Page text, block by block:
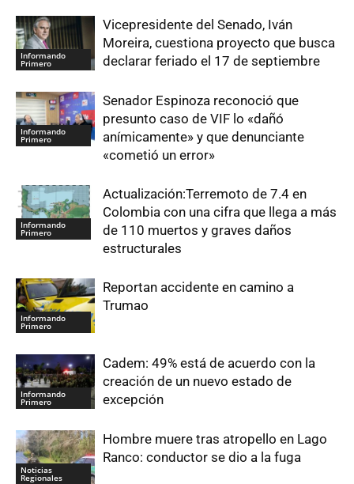
Informando
Primero
Vicepresidente del Senado, Iván
Moreira, cuestiona proyecto que busca
declarar feriado el 17 de septiembre
Informando
Primero
Senador Espinoza reconoció que
presunto caso de VIF lo «dañó
anímicamente» y que denunciante
«cometió un error»
Informando
Primero
Actualización:Terremoto de 7.4 en
Colombia con una cifra que llega a más
de 110 muertos y graves daños
estructurales
Informando
Primero
Reportan accidente en camino a
Trumao
Informando
Primero
Cadem: 49% está de acuerdo con la
creación de un nuevo estado de
excepción
Noticias
Regionales
Hombre muere tras atropello en Lago
Ranco: conductor se dio a la fuga